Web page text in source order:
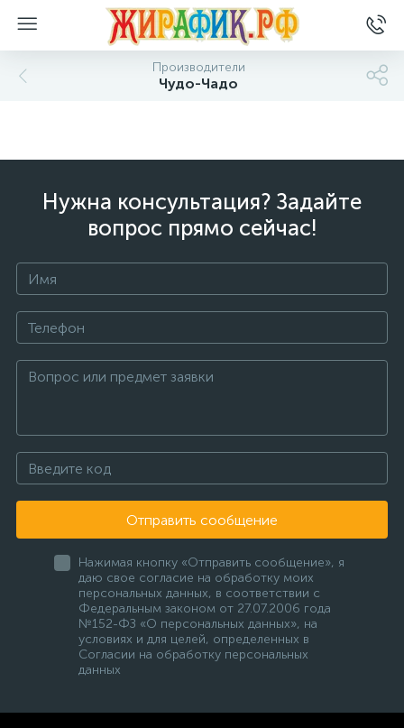
Производители
Чудо-Чадо
Нужна консультация? Задайте
вопрос прямо сейчас!
Отправить сообщение
Нажимая кнопку «Отправить сообщение», я
даю свое согласие на обработку моих
персональных данных, в соответствии с
Федеральным законом от 27.07.2006 года
№152-ФЗ «О персональных данных», на
условиях и для целей, определенных в
Согласии на обработку персональных
данных